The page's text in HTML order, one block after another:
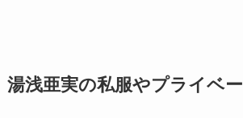
湯浅亜実の私服やプライベ